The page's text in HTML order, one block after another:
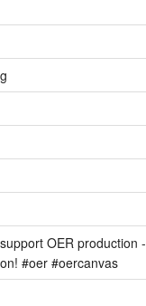
OER production -
#oer #oercanvas